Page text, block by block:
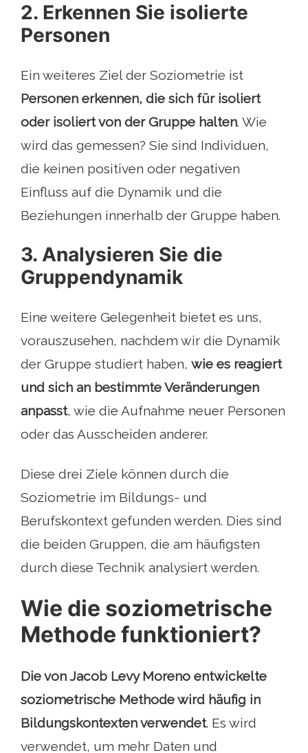
2. Erkennen Sie isolierte
Personen
Ein weiteres Ziel der Soziometrie ist
Personen erkennen, die sich für isoliert
oder isoliert von der Gruppe halten. Wie
wird das gemessen? Sie sind Individuen,
die keinen positiven oder negativen
Einfluss auf die Dynamik und die
Beziehungen innerhalb der Gruppe haben.
3. Analysieren Sie die
Gruppendynamik
Eine weitere Gelegenheit bietet es uns,
vorauszusehen, nachdem wir die Dynamik
der Gruppe studiert haben, wie es reagiert
und sich an bestimmte Veränderungen
anpasst, wie die Aufnahme neuer Personen
oder das Ausscheiden anderer.
Diese drei Ziele können durch die
Soziometrie im Bildungs- und
Berufskontext gefunden werden. Dies sind
die beiden Gruppen, die am häufigsten
durch diese Technik analysiert werden.
Wie die soziometrische
Methode funktioniert?
Die von Jacob Levy Moreno entwickelte
soziometrische Methode wird häufig in
Bildungskontexten verwendet. Es wird
verwendet, um mehr Daten und